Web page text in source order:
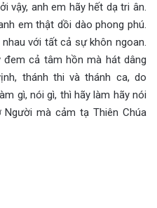
vậy, anh em hãy hết dạ tri ân.
em thật dồi dào phong phú.
với tất cả sự khôn ngoan.
cả tâm hồn mà hát dâng
thánh thi và thánh ca, do
gì, nói gì, thì hãy làm hãy nói
Người mà cảm tạ Thiên Chúa